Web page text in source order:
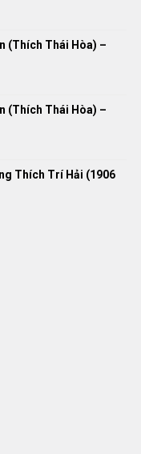
(Thích Thái Hòa) –
(Thích Thái Hòa) –
Thích Trí Hải (1906